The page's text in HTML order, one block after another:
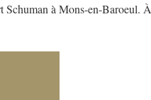
Schuman à Mons-en-Baroeul. À